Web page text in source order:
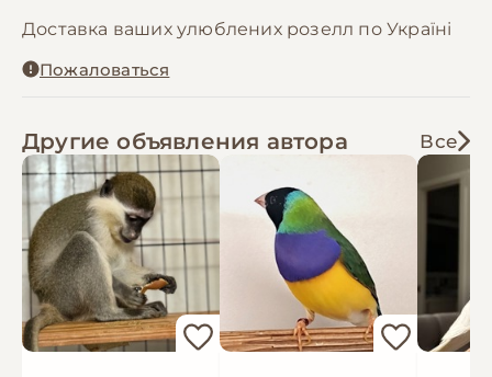
Доставка ваших улюблених розелл по Україні
Пожаловаться
Другие объявления автора Все